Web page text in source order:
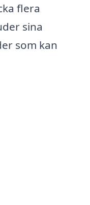
flera
sina
som kan